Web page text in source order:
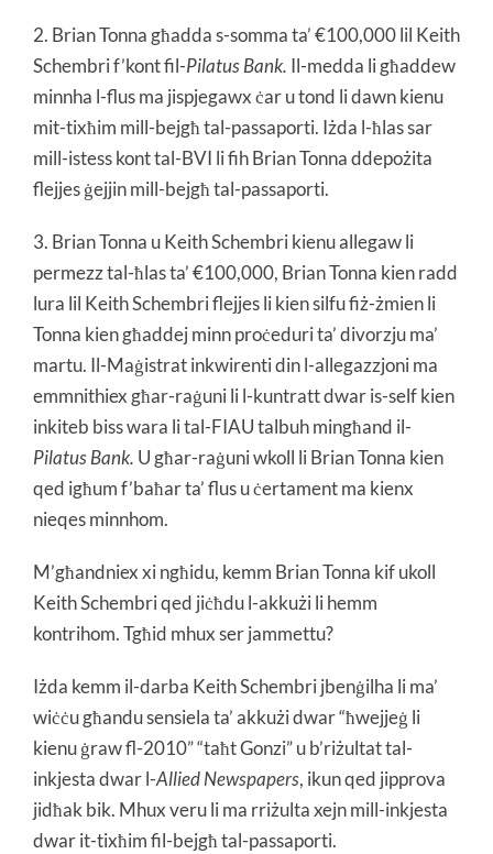
2. Brian Tonna għadda s-somma ta’ €100,000 lil Keith
Schembri f’kont fil-Pilatus Bank. Il-medda li għaddew
minnha l-flus ma jispjegawx ċar u tond li dawn kienu
mit-tixħim mill-bejgħ tal-passaporti. Iżda l-ħlas sar
mill-istess kont tal-BVI li fih Brian Tonna ddepożita
flejjes ġejjin mill-bejgħ tal-passaporti.
3. Brian Tonna u Keith Schembri kienu allegaw li
permezz tal-ħlas ta’ €100,000, Brian Tonna kien radd
lura lil Keith Schembri flejjes li kien silfu fiż-żmien li
Tonna kien għaddej minn proċeduri ta’ divorzju ma’
martu. Il-Maġistrat inkwirenti din l-allegazzjoni ma
emmnithiex għar-raġuni li l-kuntratt dwar is-self kien
inkiteb biss wara li tal-FIAU talbuh mingħand il-
Pilatus Bank. U għar-raġuni wkoll li Brian Tonna kien
qed igħum f’baħar ta’ flus u ċertament ma kienx
nieqes minnhom.
M’għandniex xi ngħidu, kemm Brian Tonna kif ukoll
Keith Schembri qed jiċħdu l-akkużi li hemm
kontrihom. Tgħid mhux ser jammettu?
Iżda kemm il-darba Keith Schembri jbenġilha li ma’
wiċċu għandu sensiela ta’ akkużi dwar “ħwejjeġ li
kienu ġraw fl-2010” “taħt Gonzi” u b’riżultat tal-
inkjesta dwar l-Allied Newspapers, ikun qed jipprova
jidħak bik. Mhux veru li ma rriżulta xejn mill-inkjesta
dwar it-tixħim fil-bejgħ tal-passaporti.